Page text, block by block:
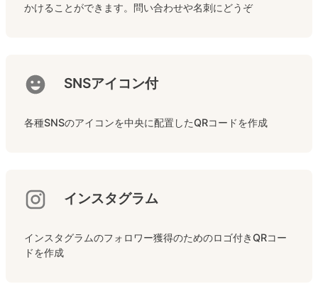
かけることができます。問い合わせや名刺にどうぞ
SNSアイコン付
各種SNSのアイコンを中央に配置したQRコードを作成
インスタグラム
インスタグラムのフォロワー獲得のためのロゴ付きQRコー
ドを作成